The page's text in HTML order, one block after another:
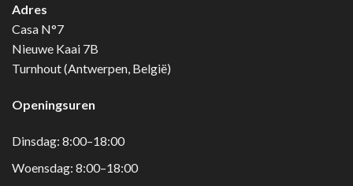
Adres
Casa N°7
Nieuwe Kaai 7B
Turnhout (Antwerpen, België)
Openingsuren
Dinsdag: 8:00–18:00
Woensdag: 8:00–18:00